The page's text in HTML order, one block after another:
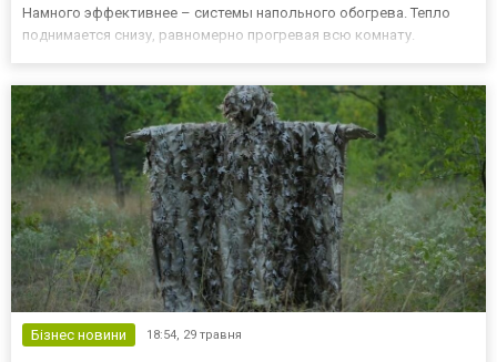
Намного эффективнее – системы напольного обогрева. Тепло
поднимается снизу, равномерно прогревая всю комнату.
температурой...
Бізнес новини 18:54, 29 травня